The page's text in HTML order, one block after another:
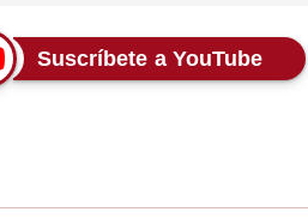
Suscríbete a YouTube